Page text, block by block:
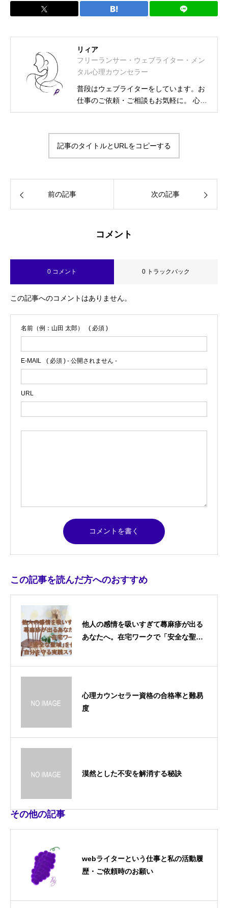
リィア
フリーランサー・ウェブライター・メン
タル心理カウンセラー
普段はウェブライターをしています。お
仕事のご依頼・ご相談もお気軽に。 心理
カウンセラー資格取得に伴い、相談募集
イター メンタル士心理カウンセラー・ア
ンガーカウンセラー 漢検2級・図書館司
書・HSS型HSP気質・INFJ-T-O-C（外殻
字中毒
記事のタイトルとURLをコピーする
前の記事 次の記事
コメント
0 コメント 0 トラックバック
この記事へのコメントはありません。
名前（例：山田 太郎） ( 必須 )
E-MAIL ( 必須 ) - 公開されません -
URL
この記事を読んだ方へのおすすめ
他人の感情を吸いすぎて蕁麻疹が出る
あなたへ。在宅ワークで「安全な聖
心理カウンセラー資格の合格率と難易
度
漠然とした不安を解消する秘訣
その他の記事
webライターという仕事と私の活動履
歴・ご依頼時のお願い